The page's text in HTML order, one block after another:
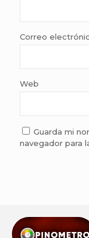
Correo
Web
Guarda mi
navegador para